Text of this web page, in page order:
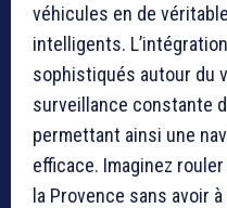
véhicules en de
intelligents.
sophistiqués autour du
surveillance constante
permettant ainsi une
efficace. Imaginez
la Provence sans avoir